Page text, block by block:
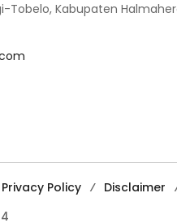
Tobelo, Kabupaten
Privacy Policy Disclaimer